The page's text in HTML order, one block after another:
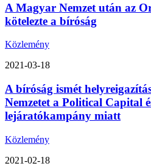
A Magyar Nemzet után az
kötelezte a bíróság
Közlemény
2021-03-18
A bíróság ismét
Nemzetet a Political Capital
lejáratókampány miatt
Közlemény
2021-02-18